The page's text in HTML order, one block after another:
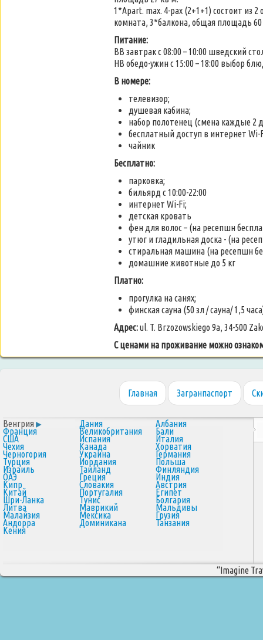
1*Apart. max. 4-pax (2+1+1) состоит из
комната, 3*балкона, общая площадь
Питание:
ВВ завтрак с 08:00 – 10:00 шведский
HB обедо-ужин с 15:00 – 18:00 выбор
В номере:
телевизор;
душевая кабина;
набор полотенец (смена каждые 2
бесплатный доступ в интернет Wi-
чайник
Бесплатно:
парковка;
бильярд с 10:00-22:00
интернет Wi-Fi;
детская кровать
фен для волос – (на ресепшн
утюг и гладильная доска - (на
стиральная машина (на ресепшн
домашние животные до 5 кг
Платно:
прогулка на санях;
финская сауна (50 зл / сауна/ 1,5
Адрес:ul. T. Brzozowskiego 9a, 34-500
С ценами на проживание можно
Главная Загранпаспорт
Венгрия Дания Албания
Франция Великобритания Бали
США Испания Италия
Чехия Канада Хорватия
Черногория Украина Германия
Турция Иордания Польша
Израиль Таиланд Финляндия
ОАЭ Греция Индия
Кипр Словакия Австрия
Китай Португалия Египет
Шри-Ланка Тунис Болгария
Литва Маврикий Мальдивы
Малайзия Мексика Грузия
Андорра Доминикана Танзания
Кения
“Imagine